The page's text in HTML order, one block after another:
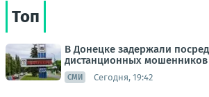
Топ
В Донецке задержали
дистанционных мошенников
СМИ Сегодня, 19:42